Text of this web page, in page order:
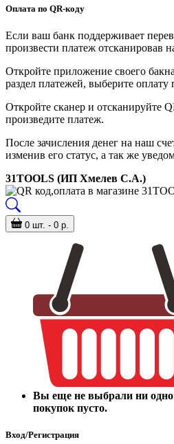
Оплата по QR-коду
Если ваш банк поддерживает
произвести платеж отсканировав
Откройте приложение своего
раздел платежей, выберите
Откройте сканер и отсканируйте
произведите платеж.
После зачисления денег на наш
изменив его статус, а так же
31TOOLS (ИП Хмелев С.А.)
0 шт. - 0 р.
Вы еще не выбрали ни
покупок пусто.
Вход/Регистрация